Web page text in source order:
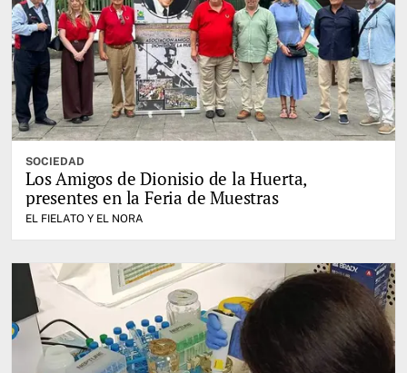
SOCIEDAD
Los Amigos de Dionisio de la Huerta,
presentes en la Feria de Muestras
EL FIELATO Y EL NORA